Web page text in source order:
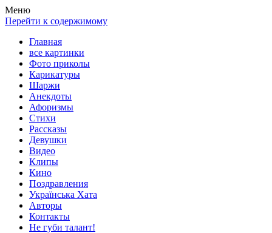
Весела хата — прикольные картинки, смешные истории,
клипы!
Покажем всем ваши фото приколы, карикатуры, шаржи, стихи,
рассказы, видео и песни!
Меню
Перейти к содержимому
Главная
все картинки
Фото приколы
Карикатуры
Шаржи
Анекдоты
Афоризмы
Стихи
Рассказы
Девушки
Видео
Клипы
Кино
Поздравления
Українська Хата
Авторы
Контакты
Не губи талант!